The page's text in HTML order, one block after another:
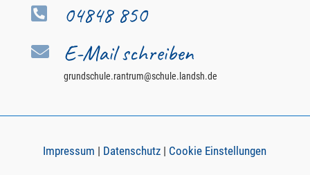
 04848 850
 E-Mail schreiben
grundschule.rantrum@schule.landsh.de
Impressum | Datenschutz | Cookie Einstellungen